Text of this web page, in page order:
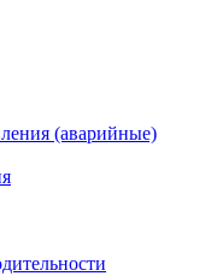
(аварийные)